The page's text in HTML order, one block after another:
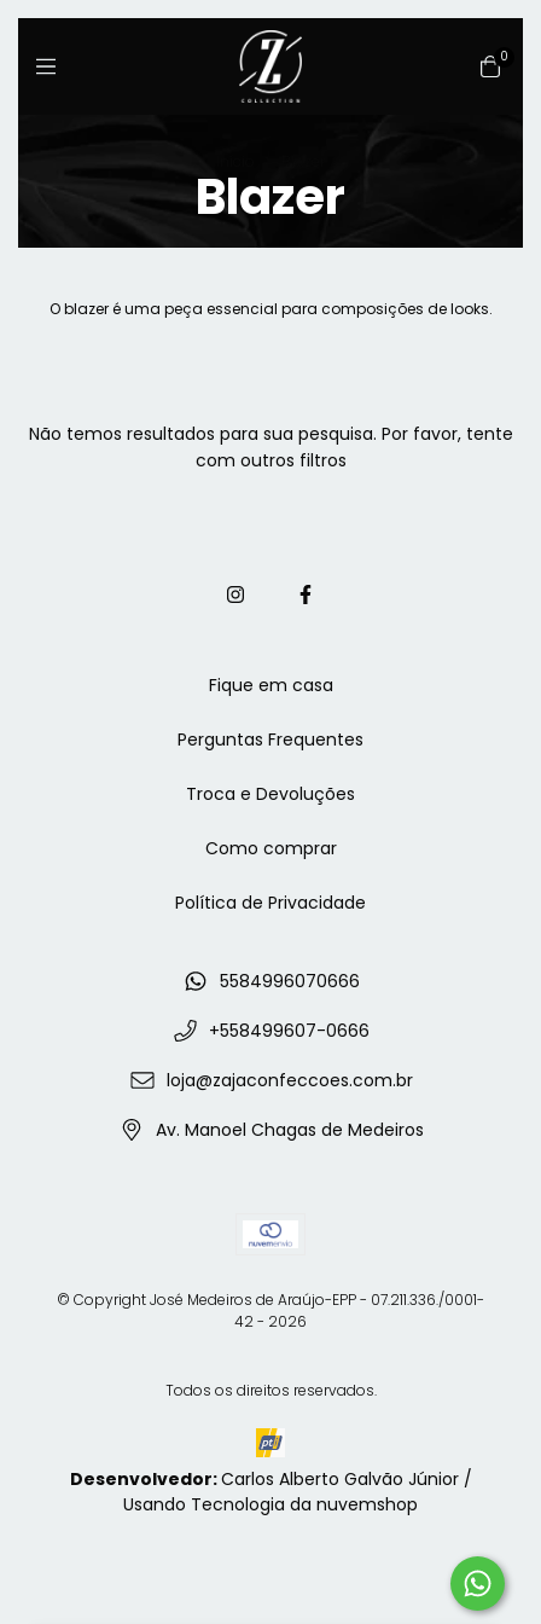
0
Blazer
O blazer é uma peça essencial para composições de looks.
Não temos resultados para sua pesquisa. Por favor, tente
com outros filtros
Fique em casa
Perguntas Frequentes
Troca e Devoluções
Como comprar
Política de Privacidade
5584996070666
+558499607-0666
loja@zajaconfeccoes.com.br
Av. Manoel Chagas de Medeiros
© Copyright José Medeiros de Araújo-EPP - 07.211.336./0001-
42 - 2026
Todos os direitos reservados.
Desenvolvedor:Carlos Alberto Galvão Júnior /
Usando Tecnologia da nuvemshop